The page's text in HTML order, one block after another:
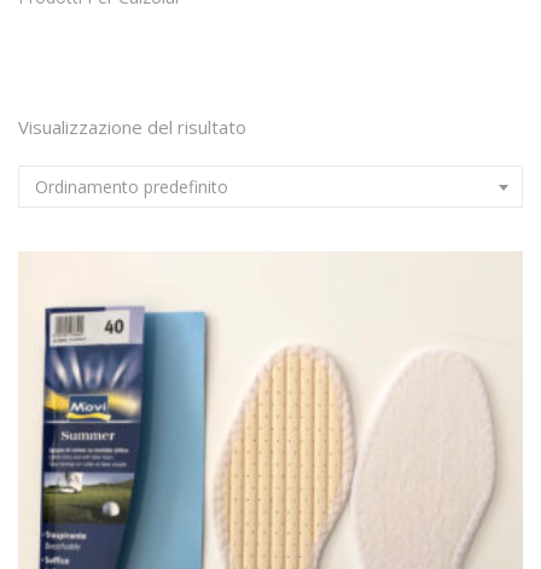
Visualizzazione del risultato
Ordinamento predefinito